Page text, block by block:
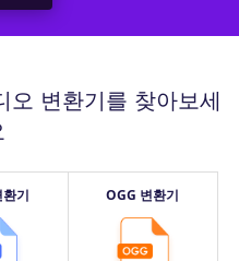
오 변환기를 찾아보세
기 OGG 변환기